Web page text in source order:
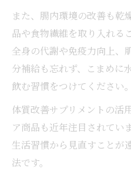
また、腸内環境の改善も乾
品や食物繊維を取り入れる
全身の代謝や免疫力向上、
分補給も忘れず、こまめに
飲む習慣をつけてください。
体質改善サプリメントの活
ア商品も近年注目されてい
生活習慣から見直すことが
法です。